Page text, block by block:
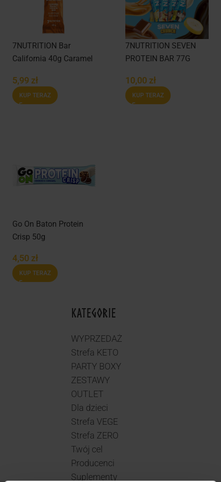
KATEGORIE
WYPRZEDAŻ
Strefa KETO
PARTY BOXY
ZESTAWY
OUTLET
Dla dzieci
Strefa VEGE
Strefa ZERO
Twój cel
Producenci
Suplementy
7NUTRITION Bar
California 40g Caramel
5,99 zł
KUP TERAZ
7NUTRITION SEVEN
PROTEIN BAR 77G
10,00 zł
KUP TERAZ
Go On Baton Protein
Crisp 50g
4,50 zł
KUP TERAZ